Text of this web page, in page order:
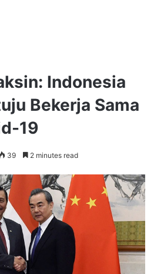
Indonesia
Bekerja Sama
19
39 2 minutes read